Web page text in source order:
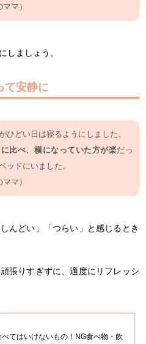
マ）
しましょう。
て安静に
ひどい日は寝るようにしました。
比べ、横になっていた方が楽だっ
ッドにいました。
マ）
んどい」「つらい」と感じるとき
張りすぎずに、適度にリフレッシ
てはいけないもの！NG食べ物・飲